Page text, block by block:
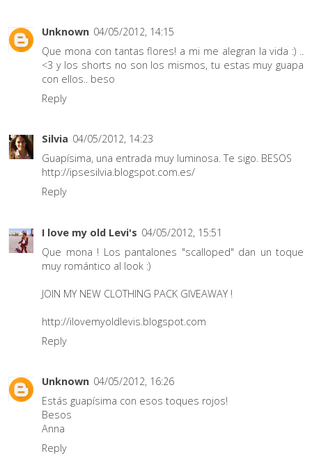
Unknown 04/05/2012, 14:15
Que mona con tantas flores! a mi me alegran la vida :) ..
<3 y los shorts no son los mismos, tu estas muy guapa
con ellos.. beso
Reply
Silvia 04/05/2012, 14:23
Guapísima, una entrada muy luminosa. Te sigo. BESOS
http://ipsesilvia.blogspot.com.es/
Reply
I love my old Levi's 04/05/2012, 15:51
Que mona ! Los pantalones "scalloped" dan un toque
muy romántico al look :)
JOIN MY NEW CLOTHING PACK GIVEAWAY !
http://ilovemyoldlevis.blogspot.com
Reply
Unknown 04/05/2012, 16:26
Estás guapísima con esos toques rojos!
Besos
Anna
Reply